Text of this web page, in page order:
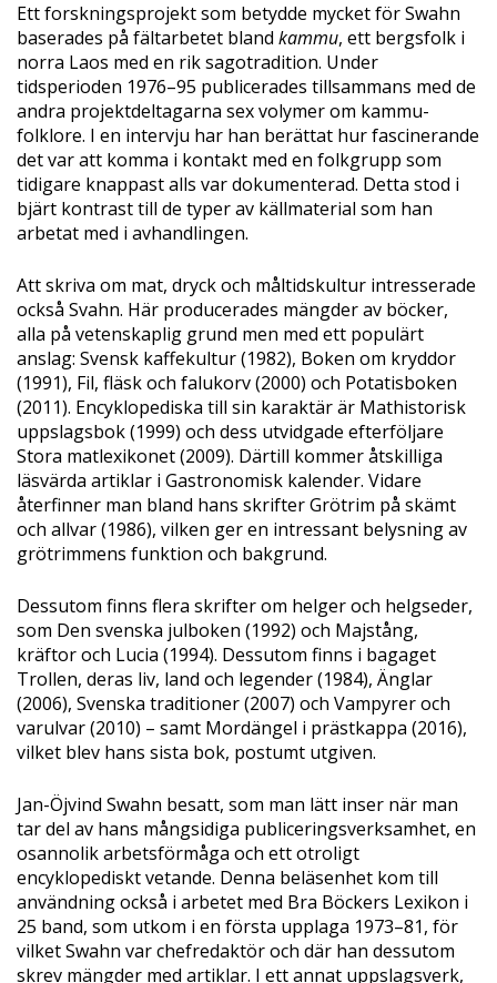
Ett forskningsprojekt som betydde mycket för Swahn
baserades på fältarbetet bland kammu, ett bergsfolk i
norra Laos med en rik sagotradition. Under
tidsperioden 1976–95 publicerades tillsammans med de
andra projektdeltagarna sex volymer om kammu-
folklore. I en intervju har han berättat hur fascinerande
det var att komma i kontakt med en folkgrupp som
tidigare knappast alls var dokumenterad. Detta stod i
bjärt kontrast till de typer av källmaterial som han
arbetat med i avhandlingen.
Att skriva om mat, dryck och måltidskultur intresserade
också Svahn. Här producerades mängder av böcker,
alla på vetenskaplig grund men med ett populärt
anslag: Svensk kaffekultur (1982), Boken om kryddor
(1991), Fil, fläsk och falukorv (2000) och Potatisboken
(2011). Encyklopediska till sin karaktär är Mathistorisk
uppslagsbok (1999) och dess utvidgade efterföljare
Stora matlexikonet (2009). Därtill kommer åtskilliga
läsvärda artiklar i Gastronomisk kalender. Vidare
återfinner man bland hans skrifter Grötrim på skämt
och allvar (1986), vilken ger en intressant belysning av
grötrimmens funktion och bakgrund.
Dessutom finns flera skrifter om helger och helgseder,
som Den svenska julboken (1992) och Majstång,
kräftor och Lucia (1994). Dessutom finns i bagaget
Trollen, deras liv, land och legender (1984), Änglar
(2006), Svenska traditioner (2007) och Vampyrer och
varulvar (2010) – samt Mordängel i prästkappa (2016),
vilket blev hans sista bok, postumt utgiven.
Jan-Öjvind Swahn besatt, som man lätt inser när man
tar del av hans mångsidiga publiceringsverksamhet, en
osannolik arbetsförmåga och ett otroligt
encyklopediskt vetande. Denna beläsenhet kom till
användning också i arbetet med Bra Böckers Lexikon i
25 band, som utkom i en första upplaga 1973–81, för
vilket Swahn var chefredaktör och där han dessutom
skrev mängder med artiklar. I ett annat uppslagsverk,